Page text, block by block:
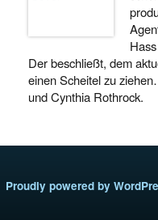
Der beschließt, dem
einen Scheitel zu
und Cynthia Rothrock.
Proudly powered by